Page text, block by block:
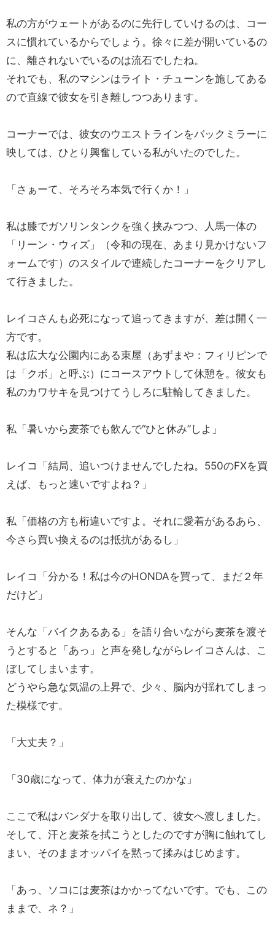
私の方がウェートがあるのに先行していけるのは、コー
スに慣れているからでしょう。徐々に差が開いているの
に、離されないでいるのは流石でしたね。
それでも、私のマシンはライト・チューンを施してある
ので直線で彼女を引き離しつつあります。
コーナーでは、彼女のウエストラインをバックミラーに
映しては、ひとり興奮している私がいたのでした。
「さぁーて、そろそろ本気で行くか！」
私は膝でガソリンタンクを強く挟みつつ、人馬一体の
「リーン・ウィズ」（令和の現在、あまり見かけないフ
ォームです）のスタイルで連続したコーナーをクリアし
て行きました。
レイコさんも必死になって追ってきますが、差は開く一
方です。
私は広大な公園内にある東屋（あずまや：フィリピンで
は「クボ」と呼ぶ）にコースアウトして休憩を。彼女も
私のカワサキを見つけてうしろに駐輪してきました。
私「暑いから麦茶でも飲んで“ひと休み”しよ」
レイコ「結局、追いつけませんでしたね。550のFXを買
えば、もっと速いですよね？」
私「価格の方も桁違いですよ。それに愛着があるあら、
今さら買い換えるのは抵抗があるし」
レイコ「分かる！私は今のHONDAを買って、まだ２年
だけど」
そんな「バイクあるある」を語り合いながら麦茶を渡そ
うとすると「あっ」と声を発しながらレイコさんは、こ
ぼしてしまいます。
どうやら急な気温の上昇で、少々、脳内が揺れてしまっ
た模様です。
「大丈夫？」
「30歳になって、体力が衰えたのかな」
ここで私はバンダナを取り出して、彼女へ渡しました。
そして、汗と麦茶を拭こうとしたのですが胸に触れてし
まい、そのままオッパイを黙って揉みはじめます。
「あっ、ソコには麦茶はかかってないです。でも、この
ままで、ネ？」